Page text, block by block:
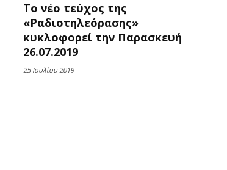
Το νέο τεύχος της
«Ραδιοτηλεόρασης»
κυκλοφορεί την Παρασκευή
26.07.2019
25 Ιουλίου 2019